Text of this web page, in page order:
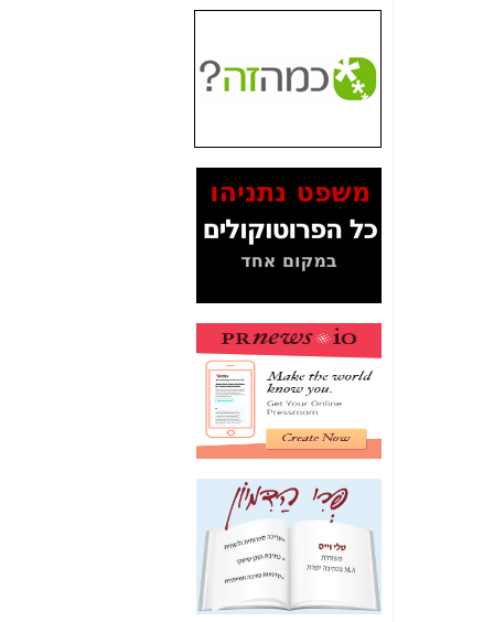
בכלל תמורה עבור
ההטבות הרגולטוריות
שנתנו לסלקום? -
לאיש הלא נכון! -כאן
עובדות ומסמכים
המוסתרים מהציבור:
האם ביבי כשר
מה מקור ה-Fake
News שהביא לתפירת
תיק לביבי והעלמת
החשודים הנכונים -כאן
אחת הרגליים של "תיק
4000 התפור"
התמוטטה היום
בניצחון (כפול) של בזק
-
איך כתבות מפנקות
הפכו לפתע לטובת
הנאה שהיא מיסודות